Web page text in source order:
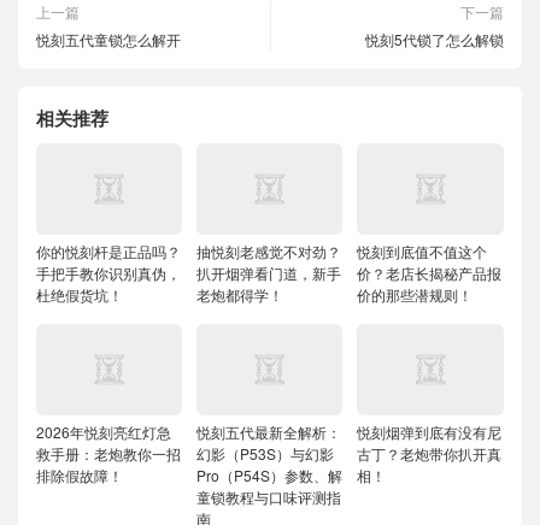
上一篇
悦刻五代童锁怎么解开
下一篇
悦刻5代锁了怎么解锁
相关推荐
你的悦刻杆是正品吗？
手把手教你识别真伪，
杜绝假货坑！
抽悦刻老感觉不对劲？
扒开烟弹看门道，新手
老炮都得学！
悦刻到底值不值这个
价？老店长揭秘产品报
价的那些潜规则！
2026年悦刻亮红灯急
救手册：老炮教你一招
排除假故障！
悦刻五代最新全解析：
幻影（P53S）与幻影
Pro（P54S）参数、解
童锁教程与口味评测指
南
悦刻烟弹到底有没有尼
古丁？老炮带你扒开真
相！